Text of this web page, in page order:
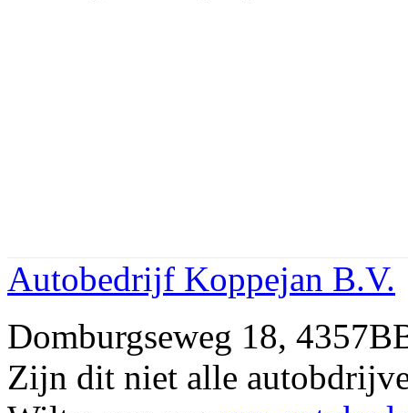
Autobedrijf Koppejan B.V.
Domburgseweg 18,
Zijn dit niet alle